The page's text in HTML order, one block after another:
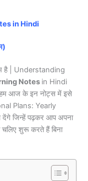
in Hindi
है | Understanding
Notes in Hindi
आज के इन नोट्स में इसे
Plans: Yearly
देंगे जिन्हें पढ़कर आप अपना
शुरू करते हैं बिना